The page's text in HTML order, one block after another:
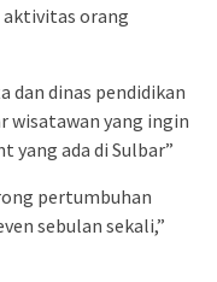
aktivitas orang
dan dinas pendidikan
wisatawan yang ingin
yang ada di Sulbar”
pertumbuhan
sebulan sekali,”